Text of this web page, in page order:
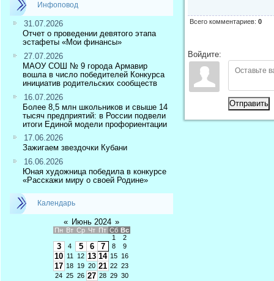
Инфоповод
31.07.2026
Отчет о проведении девятого этапа
эстафеты «Мои финансы»
27.07.2026
МАОУ СОШ № 9 города Армавир
вошла в число победителей Конкурса
инициатив родительских сообществ
16.07.2026
Более 8,5 млн школьников и свыше 14
тысяч предприятий: в России подвели
итоги Единой модели профориентации
17.06.2026
Зажигаем звездочки Кубани
16.06.2026
Юная художница победила в конкурсе
«Расскажи миру о своей Родине»
Календарь
« Июнь 2024 »
Пн Вт Ср Чт Пт Сб Вс
1
2
3 4 5 6 7 8 9
10 11 12 13 14 15 16
17 18 19 20 21 22 23
24 25 26 27 28 29 30
Всего комментариев: 0
Войдите:
Отправить